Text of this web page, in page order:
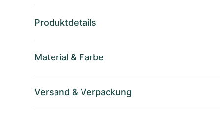
Produktdetails
Material & Farbe
Versand & Verpackung